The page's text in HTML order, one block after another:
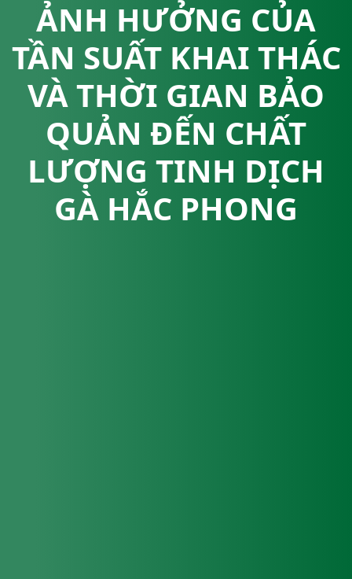
ẢNH HƯỞNG CỦA
TẦN SUẤT KHAI THÁC
VÀ THỜI GIAN BẢO
QUẢN ĐẾN CHẤT
LƯỢNG TINH DỊCH
GÀ HẮC PHONG